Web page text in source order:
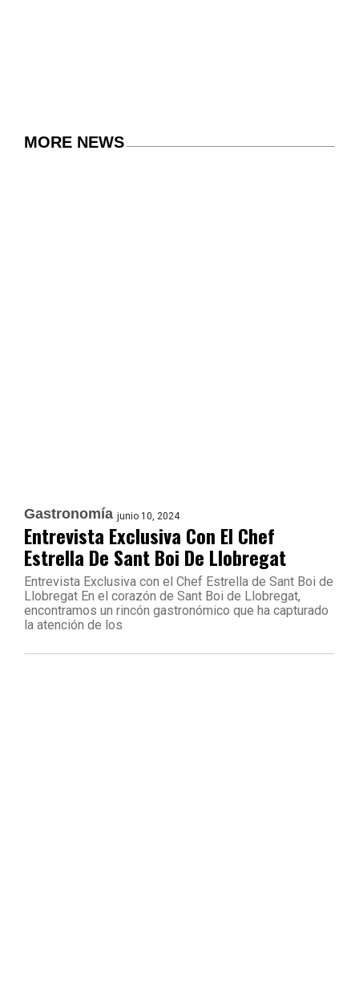
MORE NEWS
Gastronomía junio 10, 2024
Entrevista Exclusiva Con El Chef
Estrella De Sant Boi De Llobregat
Entrevista Exclusiva con el Chef Estrella de Sant Boi de
Llobregat En el corazón de Sant Boi de Llobregat,
encontramos un rincón gastronómico que ha capturado
la atención de los